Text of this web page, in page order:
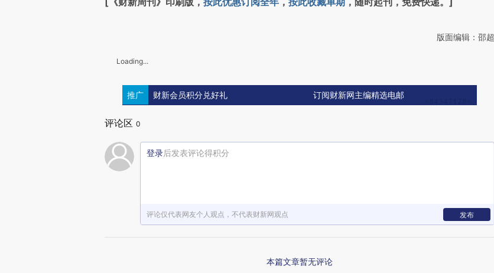
版面编辑：邵超
Loading...
推广 财新会员积分兑好礼 订阅财新网主编精选电邮
评论区 0
登录后发表评论得积分
评论仅代表网友个人观点，不代表财新网观点 发布
本篇文章暂无评论